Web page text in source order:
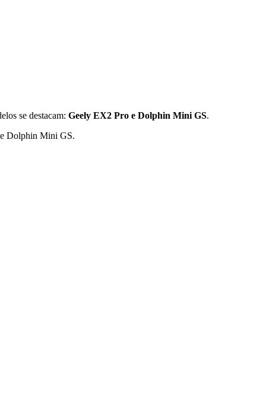
se destacam: Geely EX2 Pro e Dolphin Mini GS.
Dolphin Mini GS.